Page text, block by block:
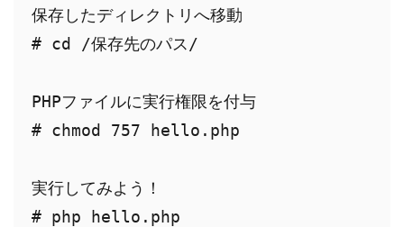
保存したディレクトリへ移動
# cd /保存先のパス/
PHPファイルに実行権限を付与
# chmod 757 hello.php
実行してみよう！
# php hello.php